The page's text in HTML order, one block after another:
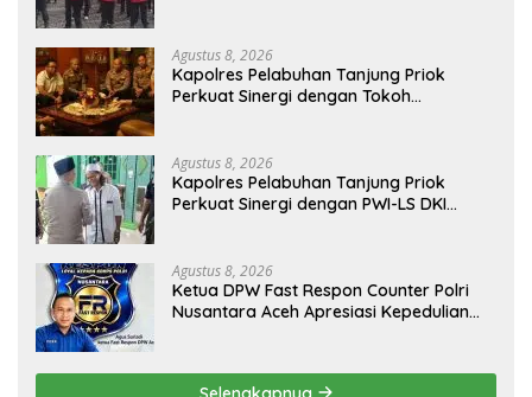
Agustus 8, 2026
Kapolres Pelabuhan Tanjung Priok
Perkuat Sinergi dengan Tokoh
Agustus 8, 2026
Kapolres Pelabuhan Tanjung Priok
Perkuat Sinergi dengan PWI-LS DKI
Agustus 8, 2026
Ketua DPW Fast Respon Counter Polri
Nusantara Aceh Apresiasi Kepedulian